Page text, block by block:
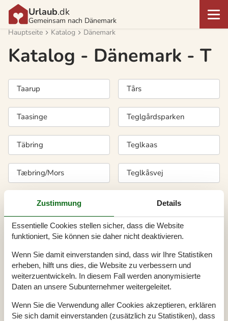
Urlaub.dk
Gemeinsam nach Dänemark
Hauptseite
Katalog Dänemark
Katalog - Dänemark - T
Taarup
Taasinge
Täbring
Tæbring/Mors
Tambohus Strand
Tanderup
Tandselle Strand
Tandslet
Tange Sö
Tårs
Teglgårdsparken
Teglkaas
Teglkåsvej
Tengslemark Lyng
Tengslemark Strand
The Skagen Area
Thisted
Zustimmung Details
Essentielle Cookies stellen sicher, dass die Website
funktioniert, Sie können sie daher nicht deaktivieren.
Wenn Sie damit einverstanden sind, dass wir Ihre Statistiken
erheben, hilft uns dies, die Website zu verbessern und
weiterzuentwickeln. In diesem Fall werden anonymisierte
Daten an unsere Subunternehmer weitergeleitet.
Wenn Sie die Verwendung aller Cookies akzeptieren, erklären
Sie sich damit einverstanden (zusätzlich zu Statistiken), dass